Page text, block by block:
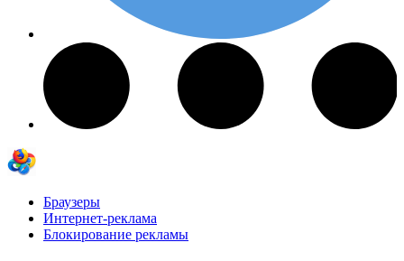
Браузеры
Интернет-реклама
Блокирование рекламы